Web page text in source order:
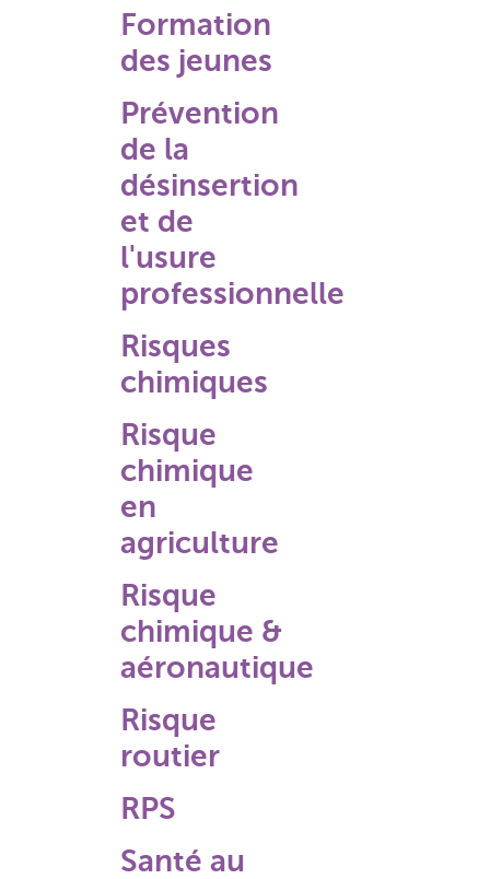
Formation
des jeunes
Prévention
de la
désinsertion
et de
l'usure
professionnelle
Risques
chimiques
Risque
chimique
en
agriculture
Risque
chimique &
aéronautique
Risque
routier
RPS
Santé au